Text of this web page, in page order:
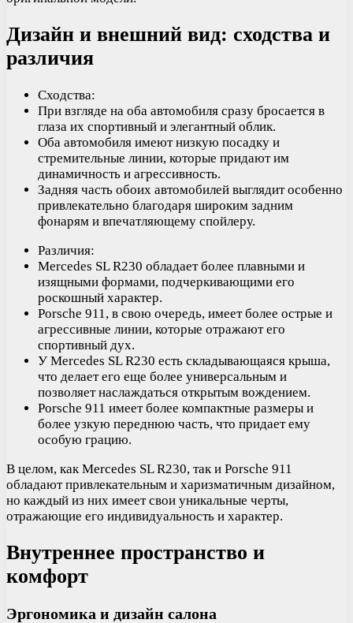
Дизайн и внешний вид: сходства и
различия
Сходства:
При взгляде на оба автомобиля сразу бросается в
глаза их спортивный и элегантный облик.
Оба автомобиля имеют низкую посадку и
стремительные линии, которые придают им
динамичность и агрессивность.
Задняя часть обоих автомобилей выглядит особенно
привлекательно благодаря широким задним
фонарям и впечатляющему спойлеру.
Различия:
Mercedes SL R230 обладает более плавными и
изящными формами, подчеркивающими его
роскошный характер.
Porsche 911, в свою очередь, имеет более острые и
агрессивные линии, которые отражают его
спортивный дух.
У Mercedes SL R230 есть складывающаяся крыша,
что делает его еще более универсальным и
позволяет наслаждаться открытым вождением.
Porsche 911 имеет более компактные размеры и
более узкую переднюю часть, что придает ему
особую грацию.
В целом, как Mercedes SL R230, так и Porsche 911
обладают привлекательным и харизматичным дизайном,
но каждый из них имеет свои уникальные черты,
отражающие его индивидуальность и характер.
Внутреннее пространство и
комфорт
Эргономика и дизайн салона